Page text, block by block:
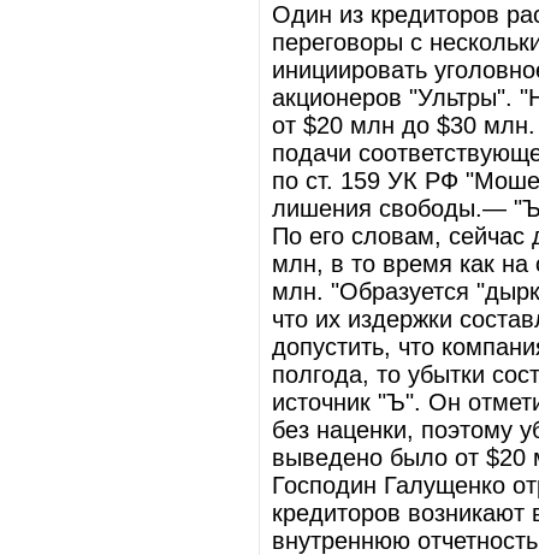
Один из кредиторов
переговоры с
инициировать
акционеров "Ультры".
от $20 млн до $30
подачи
по ст. 159 УК РФ
лишения свободы.—
По его словам, сейчас
млн, в то время как на
млн. "Образуется
что их издержки
допустить, что
полгода, то убытки
источник "Ъ". Он
без наценки, поэтому
выведено было от
Господин Галущенко
кредиторов
внутреннюю